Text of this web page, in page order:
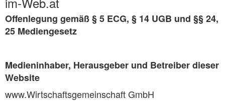
Offenlegung gemäß § 5 ECG, § 14 UGB und §§ 24,
25 Mediengesetz
Medieninhaber, Herausgeber und Betreiber dieser
Website
www.Wirtschaftsgemeinschaft GmbH